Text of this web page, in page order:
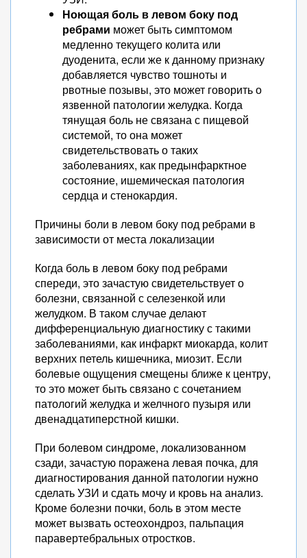
Ноющая боль в левом боку под
ребрами может быть симптомом
медленно текущего колита или
дуоденита, если же к данному признаку
добавляется чувство тошноты и
рвотные позывы, это может говорить о
язвенной патологии желудка. Когда
тянущая боль не связана с пищевой
системой, то она может
свидетельствовать о таких
заболеваниях, как предынфарктное
состояние, ишемическая патология
сердца и стенокардия.
Причины боли в левом боку под ребрами в
зависимости от места локализации
Когда боль в левом боку под ребрами
спереди, это зачастую свидетельствует о
болезни, связанной с селезенкой или
желудком. В таком случае делают
дифференциальную диагностику с такими
заболеваниями, как инфаркт миокарда, колит
верхних петель кишечника, миозит. Если
болевые ощущения смещены ближе к центру,
то это может быть связано с сочетанием
патологий желудка и желчного пузыря или
двенадцатиперстной кишки.
При болевом синдроме, локализованном
сзади, зачастую поражена левая почка, для
диагностирования данной патологии нужно
сделать УЗИ и сдать мочу и кровь на анализ.
Кроме болезни почки, боль в этом месте
может вызвать остеохондроз, пальпация
паравертебральных отростков.